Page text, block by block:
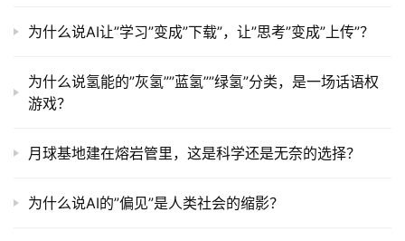
为什么说AI让”学习”变成”下载”，让”思考”变成”上传”？
为什么说氢能的”灰氢””蓝氢””绿氢”分类，是一场话语权
游戏？
月球基地建在熔岩管里，这是科学还是无奈的选择？
为什么说AI的”偏见”是人类社会的缩影？